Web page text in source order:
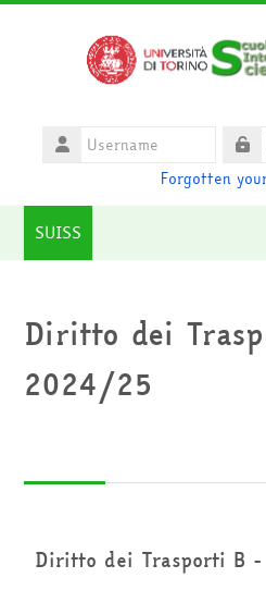
Skip to main content
Username
Forgotten
SUISS
UniTO
HelpDesk
Diritto dei
2024/25
Diritto dei Trasporti B